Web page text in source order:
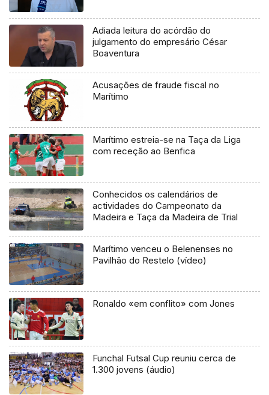
Adiada leitura do acórdão do
julgamento do empresário César
Boaventura
Acusações de fraude fiscal no
Marítimo
Marítimo estreia-se na Taça da Liga
com receção ao Benfica
Conhecidos os calendários de
actividades do Campeonato da
Madeira e Taça da Madeira de Trial
Marítimo venceu o Belenenses no
Pavilhão do Restelo (vídeo)
Ronaldo «em conflito» com Jones
Funchal Futsal Cup reuniu cerca de
1.300 jovens (áudio)